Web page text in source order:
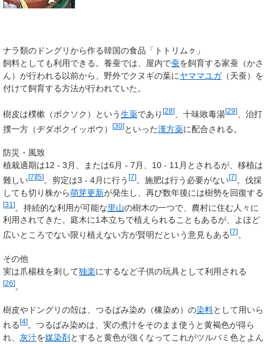
ナラ類のドングリから作る韓国の食品「トトリムㇰ」
飼料としても利用できる。養蚕では、屋内で蚕を飼育する家蚕（かさ
ん）が行われる以前から、野外でクヌギの葉にヤママユガ（天蚕）を
付けて飼育する方法が行われていた。
樹皮は樸樕 （ボクソク）という生薬であり [28] 、十味敗毒湯[29]
、治打
撲一方（ヂダボクイッポウ）
[30]といった漢方薬に配合される。
防災・風致
植栽適期は12 - 3月、または6月 - 7月、10 - 11月とされるが、移植は
難しい[7][5] 。剪定は3 - 4月に行う [7] 。施肥は行う必要がない[7] 。伐採
しても切り株から萌芽更新が発生し、再び数年後には樹勢を回復する
[31 ]。持続的な利用が可能な里山の樹木の一つで、農村に住む人々に
利用されてきた。庭木に1本立ちで植えられることもあるが、よほど
広いところでない限り植えない方が賢明だという意見もある [7] 。
その他
実は爪楊枝を刺して独楽にするなど子供の玩具として利用される
[26]。
樹皮やドングリの殻は、 つるばみ染め （橡染め）の染料として用いら
れる[4]。つるばみ染めは、実の煮汁をそのまま使うと黄褐色が得ら
れ、 灰汁を媒染剤 とすると黄色が強くなってこれがツルバミ色とよん